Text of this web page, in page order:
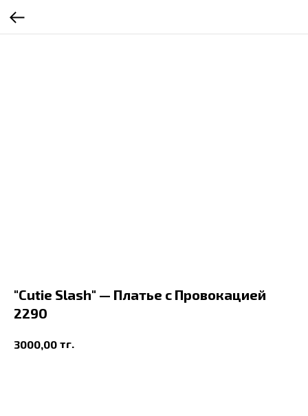
"Cutie Slash" — Платье с Провокацией
2290
3000,00 тг.